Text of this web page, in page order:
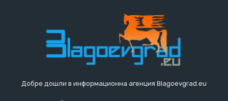
Добре дошли в информационна агенция Blagoevgrad.eu